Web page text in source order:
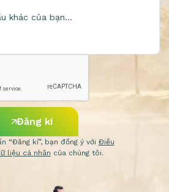
“Đăng kí”, bạn đồng ý với Điều
liệu cá nhân của chúng tôi.
Đăng kí